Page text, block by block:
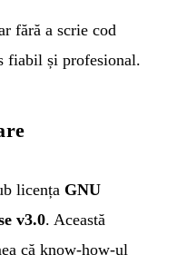
fără a scrie cod
fiabil și profesional.
licența GNU
v3.0. Această
că know-how-ul